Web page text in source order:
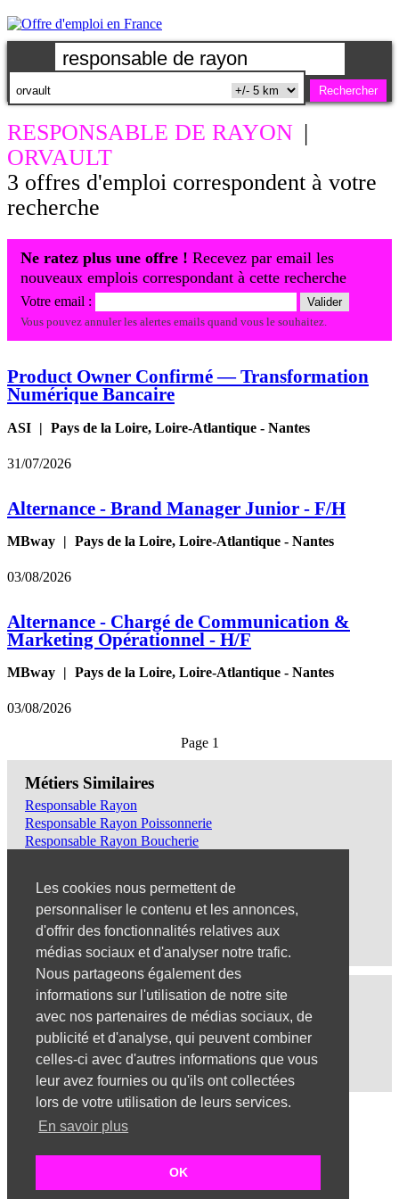
Les cookies nous permettent de
personnaliser le contenu et les annonces,
d'offrir des fonctionnalités relatives aux
médias sociaux et d'analyser notre trafic.
Nous partageons également des
informations sur l'utilisation de notre site
avec nos partenaires de médias sociaux, de
publicité et d'analyse, qui peuvent combiner
celles-ci avec d'autres informations que vous
leur avez fournies ou qu'ils ont collectées
lors de votre utilisation de leurs services.
En savoir plus
OK
RESPONSABLE DE RAYON |
ORVAULT
3 offres d'emploi correspondent à votre
recherche
Ne ratez plus une offre ! Recevez par email les
nouveaux emplois correspondant à cette recherche
Votre email :
Vous pouvez annuler les alertes emails quand vous le souhaitez.
Product Owner Confirmé — Transformation
Numérique Bancaire
ASI | Pays de la Loire, Loire-Atlantique - Nantes
31/07/2026
Alternance - Brand Manager Junior - F/H
MBway | Pays de la Loire, Loire-Atlantique - Nantes
03/08/2026
Alternance - Chargé de Communication &
Marketing Opérationnel - H/F
MBway | Pays de la Loire, Loire-Atlantique - Nantes
03/08/2026
Page 1
Métiers Similaires
Responsable Rayon
Responsable Rayon Poissonnerie
Responsable Rayon Boucherie
Assistant Chef Rayon
Chef Rayon Frais
Reponsable Rayon Traiteur
Adjoint Chef Rayon
Top 9 des villes
Vionville
Rodez
Trédrez-Locquémeau
Revel
Emplois par secteur
Mentions Légales